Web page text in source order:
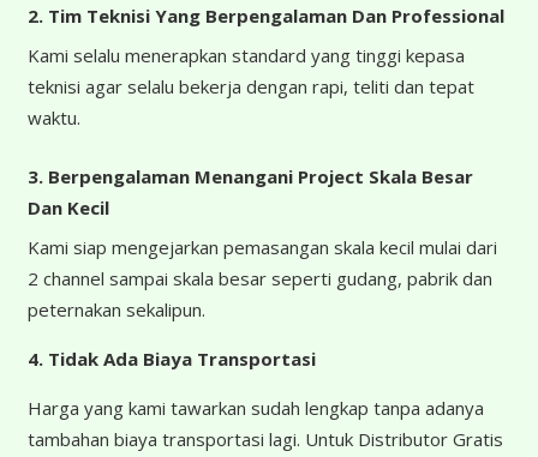
2. Tim Teknisi Yang Berpengalaman Dan Professional
Kami selalu menerapkan standard yang tinggi kepasa
teknisi agar selalu bekerja dengan rapi, teliti dan tepat
waktu.
3. Berpengalaman Menangani Project Skala Besar
Dan Kecil
Kami siap mengejarkan pemasangan skala kecil mulai dari
2 channel sampai skala besar seperti gudang, pabrik dan
peternakan sekalipun.
4. Tidak Ada Biaya Transportasi
Harga yang kami tawarkan sudah lengkap tanpa adanya
tambahan biaya transportasi lagi. Untuk Distributor Gratis